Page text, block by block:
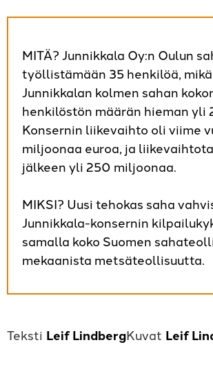
MITÄ? Junnikkala Oy:n Oulun
työllistämään 35 henkilöä,
Junnikkalan kolmen sahan
henkilöstön määrän hieman yli
Konsernin liikevaihto oli viime
miljoonaa euroa, ja
jälkeen yli 250 miljoonaa.
MIKSI? Uusi tehokas saha
Junnikkala-konsernin
samalla koko Suomen
mekaanista metsäteollisuutta.
Leif Lindberg Leif